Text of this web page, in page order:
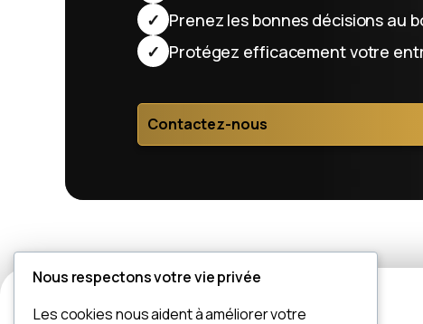
✓ Prenez les bonnes décisions au
✓ Protégez efficacement votre
Contactez-nous
Nous respectons votre vie privée
Les cookies nous aident à améliorer votre